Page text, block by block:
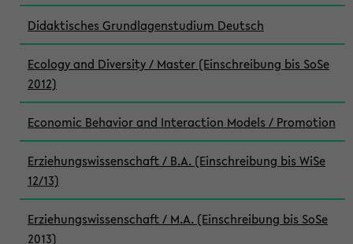
Didaktisches Grundlagenstudium Deutsch
Ecology and Diversity / Master (Einschreibung bis SoSe
2012)
Economic Behavior and Interaction Models / Promotion
Erziehungswissenschaft / B.A. (Einschreibung bis WiSe
12/13)
Erziehungswissenschaft / M.A. (Einschreibung bis SoSe
2013)